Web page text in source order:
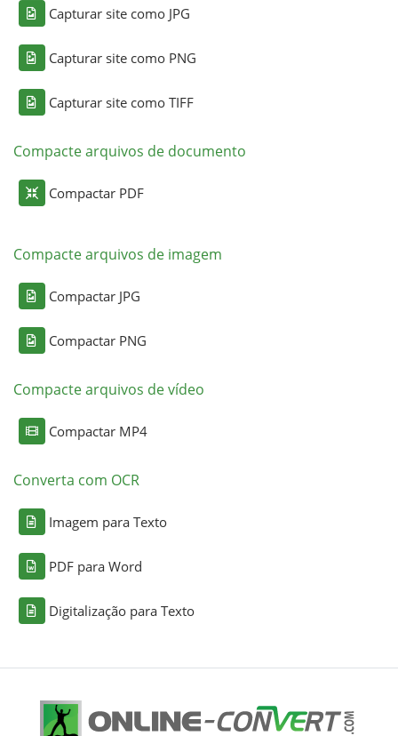
Capturar site como JPG
Capturar site como PNG
Capturar site como TIFF
Compacte arquivos de documento
Compactar PDF
Compacte arquivos de imagem
Compactar JPG
Compactar PNG
Compacte arquivos de vídeo
Compactar MP4
Converta com OCR
Imagem para Texto
PDF para Word
Digitalização para Texto